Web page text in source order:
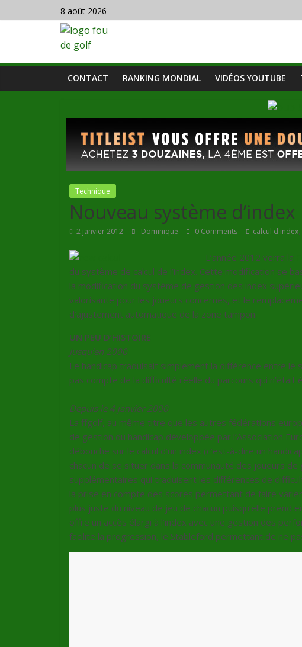
8 août 2026
CONTACT RANKING MONDIAL VIDÉOS YOUTUBE
Technique
Nouveau système d’index
2 janvier 2012 Dominique 0 Comments calcul d'index,
L’année 2012 verra la
du système de calcul de l’index. Cette modification se
la modification du système de gestion des index
valorisante pour les joueurs concernés, et le
d’ajustement automatique de la zone tampon.
UN PEU D’HISTOIRE
Jusqu’en 2000
Le handicap traduisait simplement la différence entre le
pas compte de la difficulté réelle du parcours qui n’était
Depuis le 4 janvier 2000
La ffgolf, au même titre que les autres fédérations
de gestion du handicap développée par l’Association
débouche sur le calcul d’un index (c’est-à-dire un
chacun de se situer dans la communauté des joueurs
supplémentaires qui traduisent les différences de
la prise en compte des scores permettant de faire
plus juste du niveau de jeu de chacun puisqu’elle
offre un accès élargi à l’index avec une gestion des
facilite la progression, le Stableford permettant de ne